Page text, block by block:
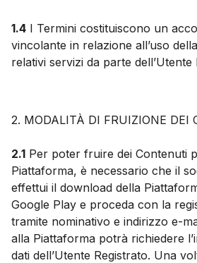
1.4 I Termini costituiscono un
vincolante in relazione all’uso
relativi servizi da parte dell’Utente
2. MODALITÀ DI FRUIZIONE DEI
2.1 Per poter fruire dei Contenuti
Piattaforma, è necessario che il
effettui il download della
Google Play e proceda con la
tramite nominativo e indirizzo e-
alla Piattaforma potrà richiedere
dati dell’Utente Registrato. Una